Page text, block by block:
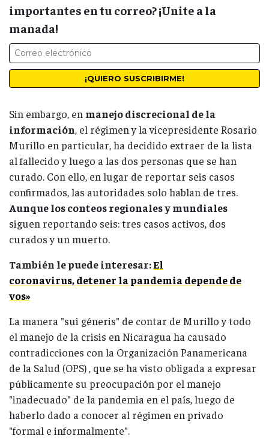
importantes en tu correo? ¡Unite a la
manada!
Sin embargo, en manejo discrecional de la
información, el régimen y la vicepresidente Rosario
Murillo en particular, ha decidido extraer de la lista
al fallecido y luego a las dos personas que se han
curado. Con ello, en lugar de reportar seis casos
confirmados, las autoridades solo hablan de tres.
Aunque los conteos regionales y mundiales
siguen reportando seis: tres casos activos, dos
curados y un muerto.
También le puede interesar:El
coronavirus, detener la pandemia depende de
vos»
La manera "sui géneris" de contar de Murillo y todo
el manejo de la crisis en Nicaragua ha causado
contradicciones con la Organización Panamericana
de la Salud (OPS) , que se ha visto obligada a expresar
públicamente su preocupación por el manejo
"inadecuado" de la pandemia en el país, luego de
haberlo dado a conocer al régimen en privado
"formal e informalmente".